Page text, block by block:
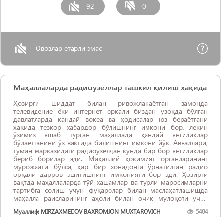
92 0
Овозлар етарли эмас
Маҳаллаларда радиоузеллар ташкил қилиш ҳақида
Ҳозирги шиддат билан ривожланаётган замонда
телевидение ёки интернет орқали биздан узоқда бўлган
давлатларда қандай воқеа ва ҳодисалар юз бераётгани
ҳақида тезкор хабардор бўлишнинг имкони бор, лекин
ўзимиз яшаб турган маҳаллада қандай янгиликлар
бўлаётганини ўз вақтида билишнинг имкони йўқ. Авваллари,
туман марказидаги радиоузелдан кунда бир бор янгиликлар
бериб борилар эди. Маҳаллий ҳокимият органларининг
мурожаати бўлса, ҳар бир хонадонга ўрнатилган радио
орқали дарров эшитишнинг имконияти бор эди. Ҳозирги
вақтда маҳаллаларда тўй-хашамлар ва турли маросимларни
тартибга солиш учун фуқаролар билан маслаҳатлашишда
маҳалла раисларининг аҳоли билан очиқ мулоқоти учун
Муаллиф: MIRZAXMEDOV BAXROMJON MUXTAROVICH 5404